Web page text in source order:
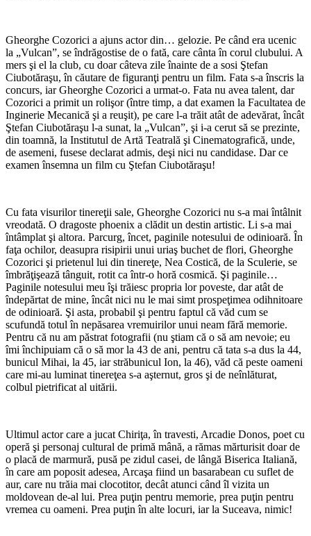
Gheorghe Cozorici a ajuns actor din… gelozie. Pe când era ucenic
la „Vulcan”, se îndrăgostise de o fată, care cânta în corul clubului. A
mers şi el la club, cu doar câteva zile înainte de a sosi Ştefan
Ciubotăraşu, în căutare de figuranţi pentru un film. Fata s-a înscris la
concurs, iar Gheorghe Cozorici a urmat-o. Fata nu avea talent, dar
Cozorici a primit un rolişor (între timp, a dat examen la Facultatea de
Inginerie Mecanică şi a reuşit), pe care l-a trăit atât de adevărat, încât
Ştefan Ciubotăraşu l-a sunat, la „Vulcan”, şi i-a cerut să se prezinte,
din toamnă, la Institutul de Artă Teatrală şi Cinematografică, unde,
de asemeni, fusese declarat admis, deşi nici nu candidase. Dar ce
examen însemna un film cu Ştefan Ciubotăraşu!
Cu fata visurilor tinereţii sale, Gheorghe Cozorici nu s-a mai întâlnit
vreodată. O dragoste phoenix a clădit un destin artistic. Li s-a mai
întâmplat şi altora. Parcurg, încet, paginile notesului de odinioară. În
faţa ochilor, deasupra risipirii unui uriaş buchet de flori, Gheorghe
Cozorici şi prietenul lui din tinereţe, Nea Costică, de la Sculerie, se
îmbrăţişează tânguit, rotit ca într-o horă cosmică. Şi paginile…
Paginile notesului meu îşi trăiesc propria lor poveste, dar atât de
îndepărtat de mine, încât nici nu le mai simt prospeţimea odihnitoare
de odinioară. Şi asta, probabil şi pentru faptul că văd cum se
scufundă totul în nepăsarea vremuirilor unui neam fără memorie.
Pentru că nu am păstrat fotografii (nu ştiam că o să am nevoie; eu
îmi închipuiam că o să mor la 43 de ani, pentru că tata s-a dus la 44,
bunicul Mihai, la 45, iar străbunicul Ion, la 46), văd că peste oameni
care mi-au luminat tinereţea s-a aşternut, gros şi de neînlăturat,
colbul pietrificat al uitării.
Ultimul actor care a jucat Chiriţa, în travesti, Arcadie Donos, poet cu
operă şi personaj cultural de primă mână, a rămas mărturisit doar de
o placă de marmură, pusă pe zidul casei, de lângă Biserica Italiană,
în care am poposit adesea, Arcaşa fiind un basarabean cu suflet de
aur, care nu trăia mai clocotitor, decât atunci când îl vizita un
moldovean de-al lui. Prea puţin pentru memorie, prea puţin pentru
vremea cu oameni. Prea puţin în alte locuri, iar la Suceava, nimic!